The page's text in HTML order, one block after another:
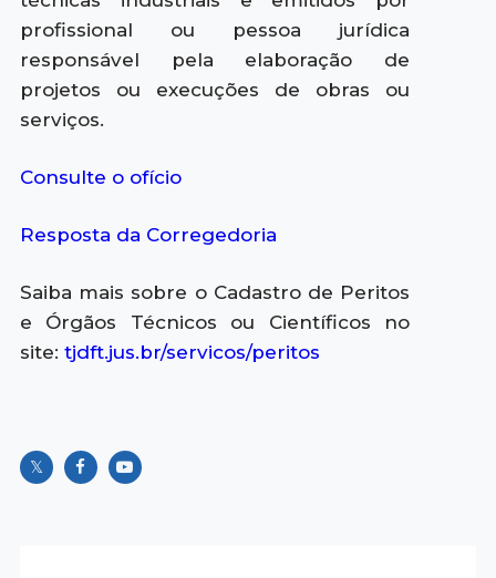
profissional ou pessoa jurídica
responsável pela elaboração de
projetos ou execuções de obras ou
serviços.
Consulte o ofício
Resposta da Corregedoria
Saiba mais sobre o Cadastro de Peritos
e Órgãos Técnicos ou Científicos no
site: tjdft.jus.br/servicos/peritos